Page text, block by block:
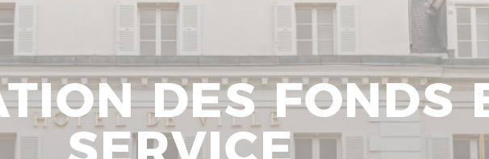
DES FONDS